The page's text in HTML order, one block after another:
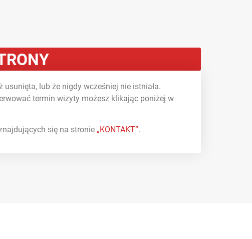
lub że nigdy wcześniej nie istniała.
termin wizyty możesz klikając poniżej w
się na stronie „KONTAKT”.